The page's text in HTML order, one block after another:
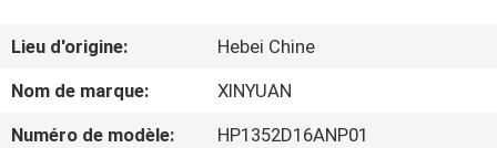
AU
SUJET
DE
Lieu d'origine:
Hebei Chine
Nom de marque:
XINYUAN
Numéro de modèle:
HP1352D16ANP01